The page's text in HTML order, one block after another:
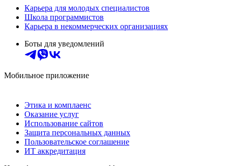
Карьера для молодых специалистов
Школа программистов
Карьера в некоммерческих организациях
Боты для уведомлений
Мобильное приложение
Этика и комплаенс
Оказание услуг
Использование сайтов
Защита персональных данных
Пользовательское соглашение
ИТ аккредитация